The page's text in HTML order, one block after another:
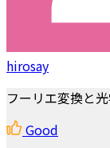
hirosay
フーリエ変換と
Good